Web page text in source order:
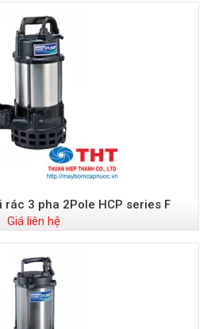
rác 3 pha 2Pole HCP series F
Giá liên hệ